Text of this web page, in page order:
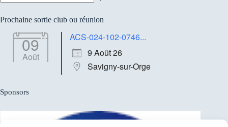
résultat
Prochaine sortie club ou réunion
09
Août
ACS-024-102-0746...
9 Août 26
Savigny-sur-Orge
Sponsors